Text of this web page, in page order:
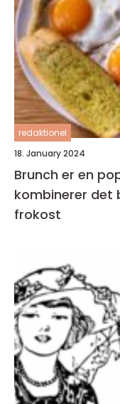
redaktionel
18. January 2024
Brunch er en
kombinerer det
frokost